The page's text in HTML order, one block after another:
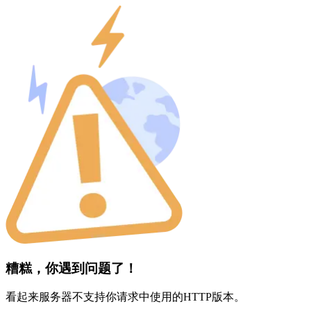
糟糕，你遇到问题了！
看起来服务器不支持你请求中使用的HTTP版本。